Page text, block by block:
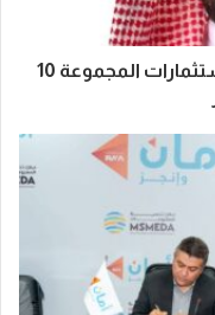
رئيس «سمو القابضة»: محفظة استثمارات المجموعة 10